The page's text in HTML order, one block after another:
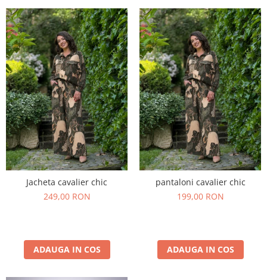
Jacheta cavalier chic
249,00 RON
ADAUGA IN COS
pantaloni cavalier chic
199,00 RON
ADAUGA IN COS